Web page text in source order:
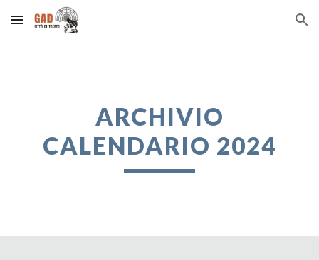
Skip to main content Skip to navigation
ARCHIVIO
CALENDARIO 2024